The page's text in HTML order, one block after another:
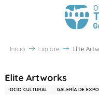
Inicio Explore Elite
Elite Artworks
OCIO CULTURAL GALERÍA DE